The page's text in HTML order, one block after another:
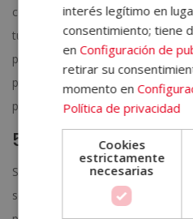
consiste en reforzar tus puntos
tus diferentes habilidades
profesional) o en las actividades
parte emocional). Posiciona
puntos fuertes.
5-. Cambia lo malo
Sí, ya sabemos que puede sonar
sesión de autoanálisis, dedícale
interés legítimo en
consentimiento; tiene
enConfiguración de
retirar su
momento en
Política de privacidad
Cookies
estrictamente
necesarias